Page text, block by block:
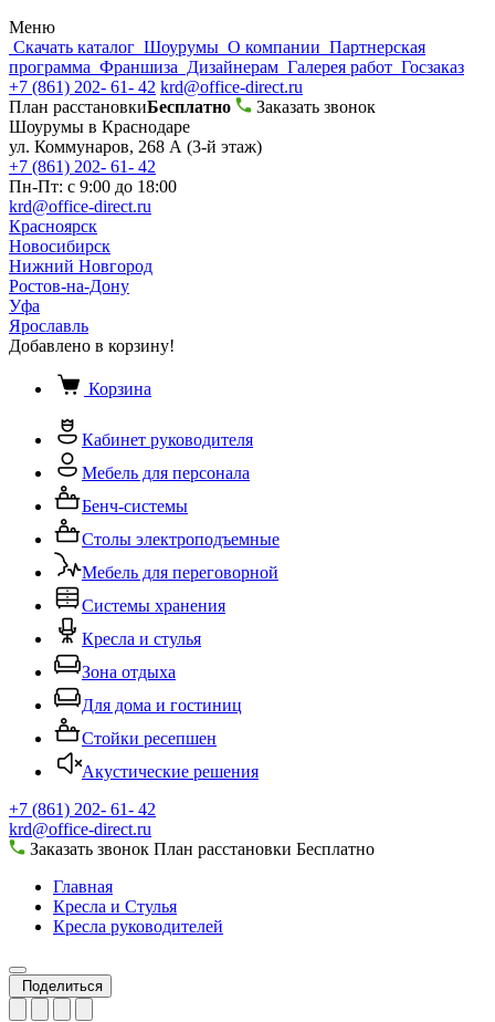
Меню
Скачать каталог Шоурумы О компании Партнерская
программа Франшиза Дизайнерам Галерея работ Госзаказ
+7 (861) 202- 61- 42 krd@office-direct.ru
План расстановкиБесплатно
Заказать звонок
Шоурумы в Краснодаре
ул. Коммунаров, 268 А (3-й этаж)
+7 (861) 202- 61- 42
Пн-Пт: с 9:00 до 18:00
krd@office-direct.ru
Красноярск
Новосибирск
Нижний Новгород
Ростов-на-Дону
Уфа
Ярославль
Добавлено в корзину!
Корзина
Кабинет руководителя
Мебель для персонала
Бенч-системы
Столы электроподъемные
Мебель для переговорной
Системы хранения
Кресла и стулья
Зона отдыха
Для дома и гостиниц
Стойки ресепшен
Акустические решения
+7 (861) 202- 61- 42
krd@office-direct.ru
Заказать звонок План расстановки Бесплатно
Главная
Кресла и Стулья
Кресла руководителей
Поделиться